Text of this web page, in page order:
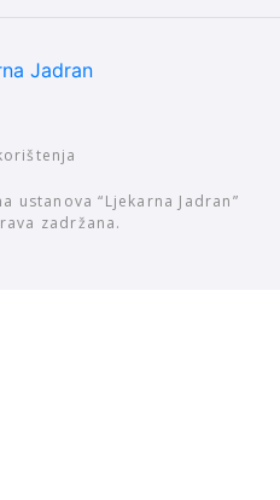
ustanova “Ljekarna Jadran”
zadržana.